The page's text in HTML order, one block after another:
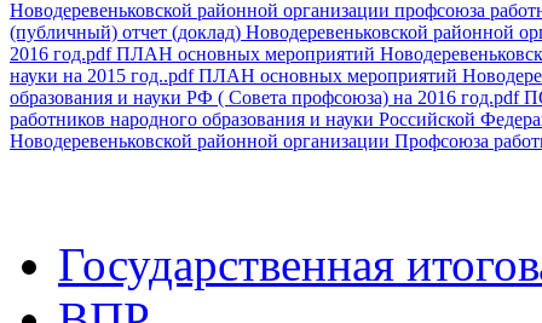
Новодеревеньковской районной организации профсоюза
(публичный) отчет (доклад) Новодеревеньковской районной
2016 год.pdf ПЛАН основных мероприятий
науки на 2015 год..pdf ПЛАН основных мероприятий
образования и науки РФ ( Совета профсоюза) на 2016 год.pdf
работников народного образования и науки Российской
Новодеревеньковской районной организации Профсоюза
Государственная